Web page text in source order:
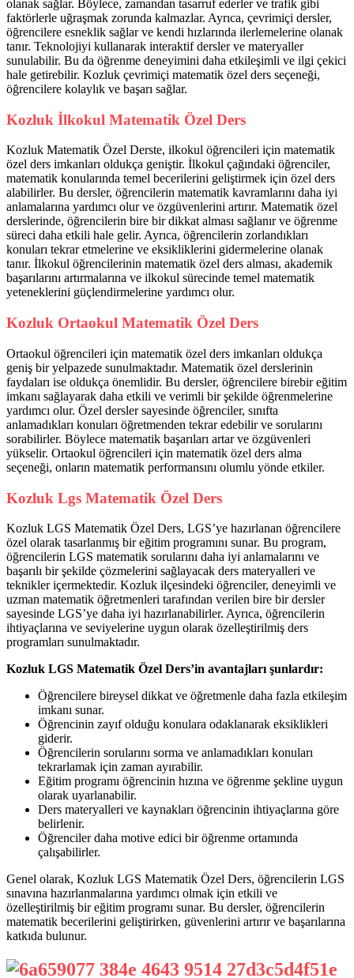
olanak sağlar. Böylece, zamandan tasarruf ederler ve trafik gibi
faktörlerle uğraşmak zorunda kalmazlar. Ayrıca, çevrimiçi dersler,
öğrencilere esneklik sağlar ve kendi hızlarında ilerlemelerine olanak
tanır. Teknolojiyi kullanarak interaktif dersler ve materyaller
sunulabilir. Bu da öğrenme deneyimini daha etkileşimli ve ilgi çekici
hale getirebilir. Kozluk çevrimiçi matematik özel ders seçeneği,
öğrencilere kolaylık ve başarı sağlar.
Kozluk İlkokul Matematik Özel Ders
Kozluk Matematik Özel Derste, ilkokul öğrencileri için matematik
özel ders imkanları oldukça geniştir. İlkokul çağındaki öğrenciler,
matematik konularında temel becerilerini geliştirmek için özel ders
alabilirler. Bu dersler, öğrencilerin matematik kavramlarını daha iyi
anlamalarına yardımcı olur ve özgüvenlerini artırır. Matematik özel
derslerinde, öğrencilerin bire bir dikkat alması sağlanır ve öğrenme
süreci daha etkili hale gelir. Ayrıca, öğrencilerin zorlandıkları
konuları tekrar etmelerine ve eksikliklerini gidermelerine olanak
tanır. İlkokul öğrencilerinin matematik özel ders alması, akademik
başarılarını artırmalarına ve ilkokul sürecinde temel matematik
yeteneklerini güçlendirmelerine yardımcı olur.
Kozluk Ortaokul Matematik Özel Ders
Ortaokul öğrencileri için matematik özel ders imkanları oldukça
geniş bir yelpazede sunulmaktadır. Matematik özel derslerinin
faydaları ise oldukça önemlidir. Bu dersler, öğrencilere birebir eğitim
imkanı sağlayarak daha etkili ve verimli bir şekilde öğrenmelerine
yardımcı olur. Özel dersler sayesinde öğrenciler, sınıfta
anlamadıkları konuları öğretmenden tekrar edebilir ve sorularını
sorabilirler. Böylece matematik başarıları artar ve özgüvenleri
yükselir. Ortaokul öğrencileri için matematik özel ders alma
seçeneği, onların matematik performansını olumlu yönde etkiler.
Kozluk Lgs Matematik Özel Ders
Kozluk LGS Matematik Özel Ders, LGS’ye hazırlanan öğrencilere
özel olarak tasarlanmış bir eğitim programını sunar. Bu program,
öğrencilerin LGS matematik sorularını daha iyi anlamalarını ve
başarılı bir şekilde çözmelerini sağlayacak ders materyalleri ve
teknikler içermektedir. Kozluk ilçesindeki öğrenciler, deneyimli ve
uzman matematik öğretmenleri tarafından verilen bire bir dersler
sayesinde LGS’ye daha iyi hazırlanabilirler. Ayrıca, öğrencilerin
ihtiyaçlarına ve seviyelerine uygun olarak özelleştirilmiş ders
programları sunulmaktadır.
Kozluk LGS Matematik Özel Ders’in avantajları şunlardır:
Öğrencilere bireysel dikkat ve öğretmenle daha fazla etkileşim
imkanı sunar.
Öğrencinin zayıf olduğu konulara odaklanarak eksiklikleri
giderir.
Öğrencilerin sorularını sorma ve anlamadıkları konuları
tekrarlamak için zaman ayırabilir.
Eğitim programı öğrencinin hızına ve öğrenme şekline uygun
olarak uyarlanabilir.
Ders materyalleri ve kaynakları öğrencinin ihtiyaçlarına göre
belirlenir.
Öğrenciler daha motive edici bir öğrenme ortamında
çalışabilirler.
Genel olarak, Kozluk LGS Matematik Özel Ders, öğrencilerin LGS
sınavına hazırlanmalarına yardımcı olmak için etkili ve
özelleştirilmiş bir eğitim programı sunar. Bu dersler, öğrencilerin
matematik becerilerini geliştirirken, güvenlerini artırır ve başarılarına
katkıda bulunur.